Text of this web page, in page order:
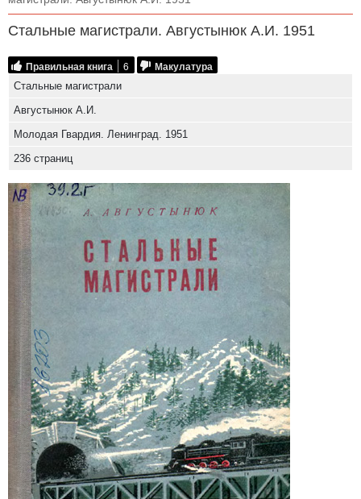
Стальные магистрали. Августынюк А.И. 1951
Правильная книга 6 Макулатура
Стальные магистрали
Августынюк А.И.
Молодая Гвардия. Ленинград. 1951
236 страниц